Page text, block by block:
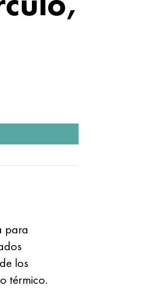
para
los
térmico.